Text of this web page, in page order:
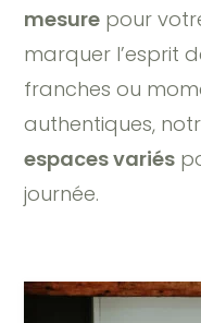
mesure pour
marquer l’esprit
franches ou
authentiques,
espaces variés
journée.